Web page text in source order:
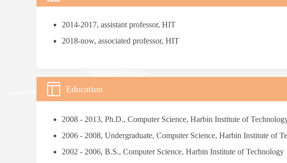
2014-2017, assistant professor, HIT
2018-now, associated professor, HIT
Education
2008 - 2013, Ph.D., Computer Science, Harbin Institute of
2006 - 2008, Undergraduate, Computer Science, Harbin Institute of
2002 - 2006, B.S., Computer Science, Harbin Institute of Technology